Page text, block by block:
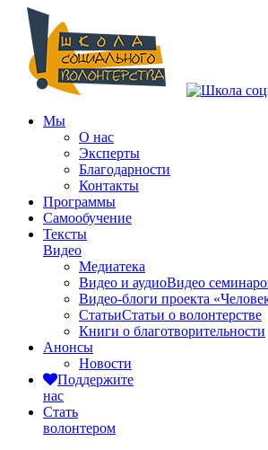
Мы
О нас
Эксперты
Благодарности
Контакты
Программы
Самообучение
Тексты
Видео
Медиатека
Видео и аудиоВидео
Видео-блоги проекта
СтатьиСтатьи о волонтерстве
Книги о благотворительности
Анонсы
Новости
Поддержите
нас
Стать
волонтером